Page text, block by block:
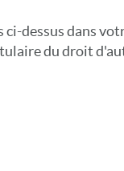
dessus dans
du droit